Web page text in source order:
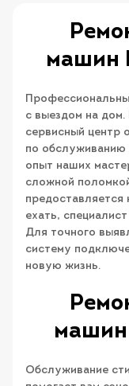
машин
с выездом на
сервисный центр
по обслуживанию
опыт наших
сложной
ехать,
Для точного
систему
новую жизнь.
Обслуживание